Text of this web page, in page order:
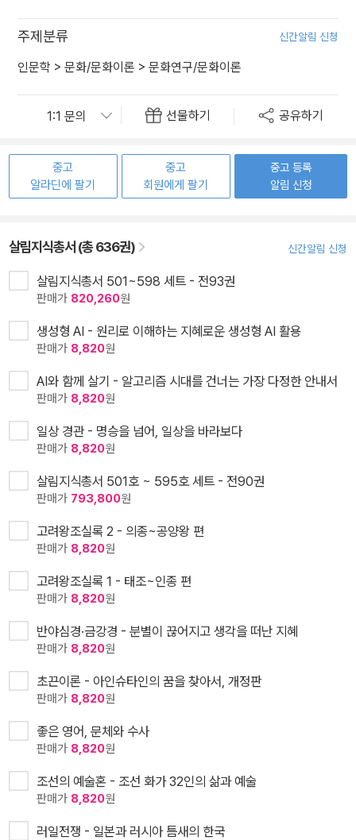
주제분류 신간알림 신청
인문학 > 문화/문화이론 > 문화연구/문화이론
선물하기 공유하기
중고
알라딘에 팔기
중고
회원에게 팔기
중고 등록
알림 신청
살림지식총서 (총 636권) 신간알림 신청
살림지식총서 501~598 세트 - 전93권
판매가 820,260원
생성형 AI - 원리로 이해하는 지혜로운 생성형 AI 활용
판매가 8,820원
AI와 함께 살기 - 알고리즘 시대를 건너는 가장 다정한 안내서
판매가 8,820원
일상 경관 - 명승을 넘어, 일상을 바라보다
판매가 8,820원
살림지식총서 501호 ~ 595호 세트 - 전90권
판매가 793,800원
고려왕조실록 2 - 의종~공양왕 편
판매가 8,820원
고려왕조실록 1 - 태조~인종 편
판매가 8,820원
반야심경·금강경 - 분별이 끊어지고 생각을 떠난 지혜
판매가 8,820원
초끈이론 - 아인슈타인의 꿈을 찾아서, 개정판
판매가 8,820원
좋은 영어, 문체와 수사
판매가 8,820원
조선의 예술혼 - 조선 화가 32인의 삶과 예술
판매가 8,820원
러일전쟁 - 일본과 러시아 틈새의 한국